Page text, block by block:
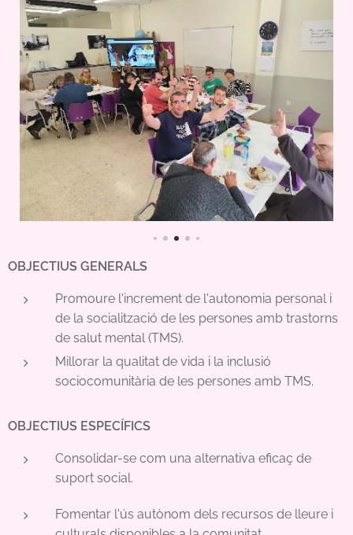
OBJECTIUS GENERALS
Promoure l'increment de l'autonomia personal i
de la socialització de les persones amb trastorns
de salut mental (TMS).
Millorar la qualitat de vida i la inclusió
sociocomunitària de les persones amb TMS.
OBJECTIUS ESPECÍFICS
Consolidar-se com una alternativa eficaç de
suport social.
Fomentar l'ús autònom dels recursos de lleure i